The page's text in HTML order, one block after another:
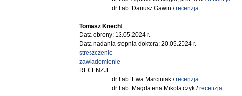
dr hab. Dariusz Gawin /recenzja
Tomasz Knecht
Data obrony: 13.05.2024 r.
Data nadania stopnia doktora: 20.05.2024 r.
streszczenie
zawiadomienie
RECENZJE
dr hab. Ewa Marciniak /recenzja
dr hab. Magdalena Mikołajczyk /recenzja